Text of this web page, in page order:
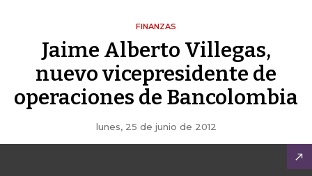
FINANZAS
Jaime Alberto Villegas,
nuevo vicepresidente de
operaciones de Bancolombia
lunes, 25 de junio de 2012